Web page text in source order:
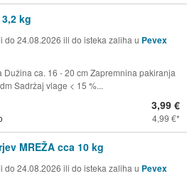
kg
do 24.08.2026 ili do isteka zaliha u Pevex
Dužina ca. 16 - 20 cm Zapremnina pakiranja
Sadržaj vlage < 15 %...
3,99 €
4,99 €
MREŽA cca 10 kg
do 24.08.2026 ili do isteka zaliha u Pevex